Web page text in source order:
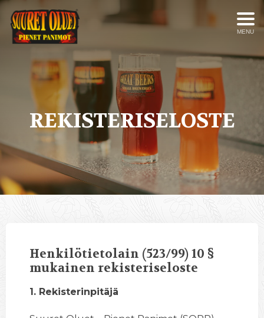
MENU
REKISTERISELOSTE
Henkilötietolain (523/99) 10 §
mukainen rekisteriseloste
1. Rekisterinpitäjä